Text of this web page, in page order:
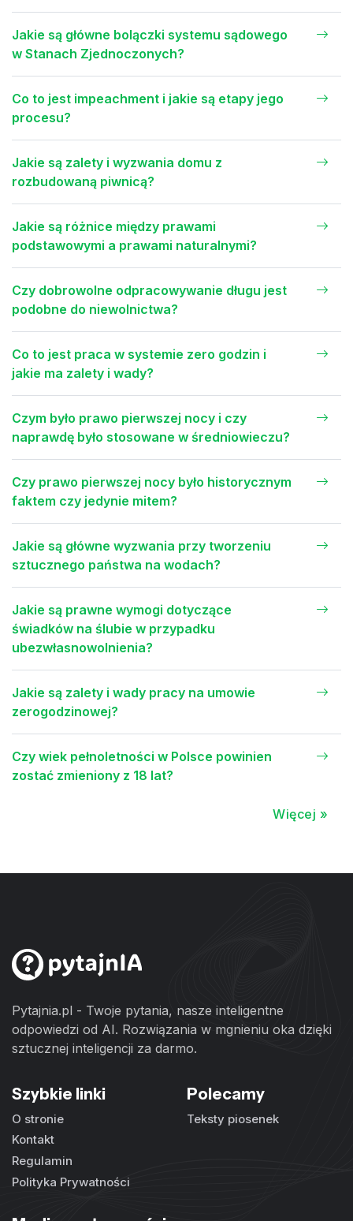
Jakie są główne bolączki systemu sądowego
w Stanach Zjednoczonych?
Co to jest impeachment i jakie są etapy jego
procesu?
Jakie są zalety i wyzwania domu z
rozbudowaną piwnicą?
Jakie są różnice między prawami
podstawowymi a prawami naturalnymi?
Czy dobrowolne odpracowywanie długu jest
podobne do niewolnictwa?
Co to jest praca w systemie zero godzin i
jakie ma zalety i wady?
Czym było prawo pierwszej nocy i czy
naprawdę było stosowane w średniowieczu?
Czy prawo pierwszej nocy było historycznym
faktem czy jedynie mitem?
Jakie są główne wyzwania przy tworzeniu
sztucznego państwa na wodach?
Jakie są prawne wymogi dotyczące
świadków na ślubie w przypadku
ubezwłasnowolnienia?
Jakie są zalety i wady pracy na umowie
zerogodzinowej?
Czy wiek pełnoletności w Polsce powinien
zostać zmieniony z 18 lat?
Więcej »
Pytajnia.pl - Twoje pytania, nasze inteligentne
odpowiedzi od AI. Rozwiązania w mgnieniu oka dzięki
sztucznej inteligencji za darmo.
Szybkie linki
O stronie
Kontakt
Regulamin
Polityka Prywatności
Polecamy
Teksty piosenek